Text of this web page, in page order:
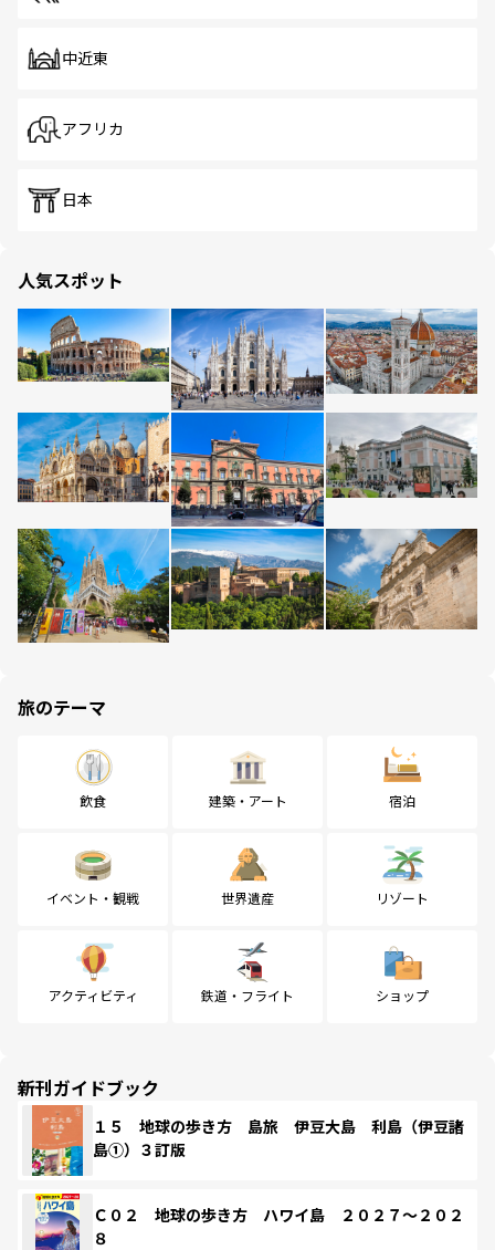
中近東
アフリカ
日本
人気スポット
旅のテーマ
飲食 建築・アート 宿泊
イベント・観戦 世界遺産 リゾート
アクティビティ 鉄道・フライト ショップ
新刊ガイドブック
１５ 地球の歩き方 島旅 伊豆大島 利島（伊豆諸
島①）３訂版
Ｃ０２ 地球の歩き方 ハワイ島 ２０２７～２０２
８